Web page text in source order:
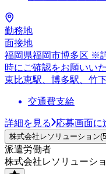
勤務地
面接地
福岡県福岡市博多区 ※
時にご確認をお願いい
東比恵駅、博多駅、竹
交通費支給
詳細を見る 応募画面に
株式会社レソリューション
派遣労働者
株式会社レソリューシ